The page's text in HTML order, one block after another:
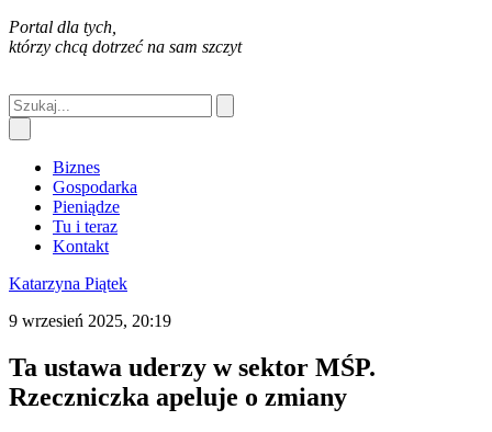
Portal dla tych,
którzy chcą dotrzeć na sam szczyt
Biznes
Gospodarka
Pieniądze
Tu i teraz
Kontakt
Katarzyna Piątek
9 wrzesień 2025, 20:19
Ta ustawa uderzy w sektor MŚP.
Rzeczniczka apeluje o zmiany